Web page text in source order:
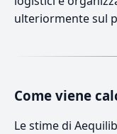
ulteriormente sul
Come viene
Le stime di